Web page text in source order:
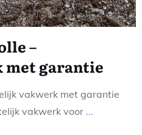
–
garantie
vakwerk met garantie
vakwerk voor ...